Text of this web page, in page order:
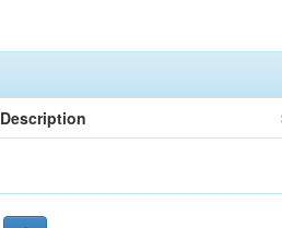
Description